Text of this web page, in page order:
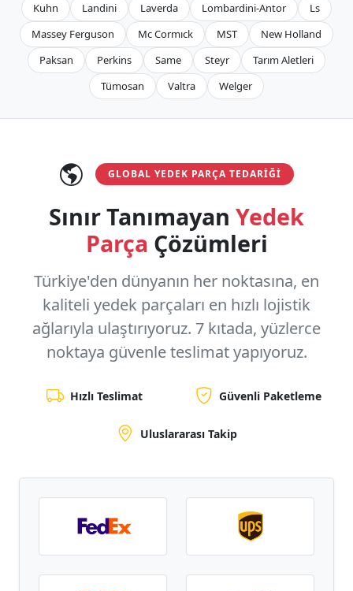
Kuhn
Landini Laverda Lombardini-Antor
Ls
Massey Ferguson
Mc Cormıck MST
New Holland
Paksan
Perkins Same Steyr
Tarım Aletleri
Tümosan
Valtra Welger
GLOBAL YEDEK PARÇA TEDARIĞI
Sınır Tanımayan Yedek
Parça Çözümleri
Türkiye'den dünyanın her noktasına, en
kaliteli yedek parçaları en hızlı lojistik
ağlarıyla ulaştırıyoruz. 7 kıtada, yüzlerce
noktaya güvenle teslimat yapıyoruz.
Hızlı Teslimat Güvenli Paketleme
Uluslararası Takip